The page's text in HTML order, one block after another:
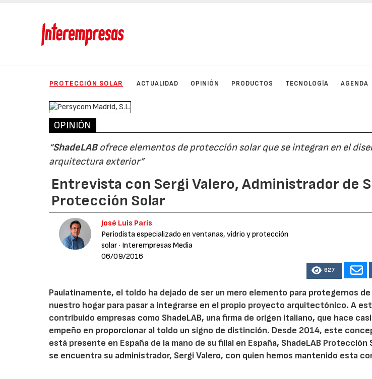
PROTECCIÓN SOLAR ACTUALIDAD OPINIÓN PRODUCTOS TECNOLOGÍA AGENDA
OPINIÓN
“ShadeLABofrece elementos de protección solar que se integran en el
arquitectura exterior”
Entrevista con Sergi Valero, Administrador de
Protección Solar
José Luis París
Periodista especializado en ventanas, vidrio y protección
solar · Interempresas Media
06/09/2016
627
Paulatinamente, el toldo ha dejado de ser un mero elemento para protegernos
nuestro hogar para pasar a integrarse en el propio proyecto arquitectónico. A
contribuido empresas como ShadeLAB, una firma de origen italiano, que hace
empeño en proporcionar al toldo un signo de distinción. Desde 2014, este
está presente en España de la mano de su filial en España, ShadeLAB Protección
se encuentra su administrador, Sergi Valero, con quien hemos mantenido esta